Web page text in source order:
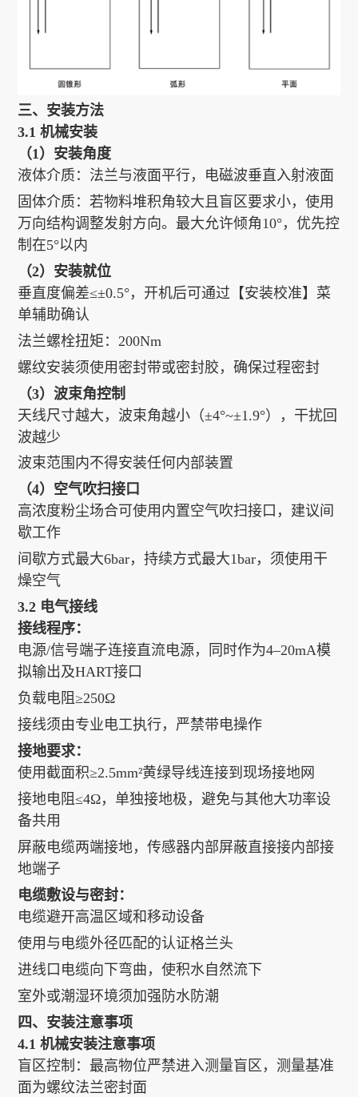
三、安装方法
3.1 机械安装
（1）安装角度
液体介质：法兰与液面平行，电磁波垂直入射液面
固体介质：若物料堆积角较大且盲区要求小，使用
万向结构调整发射方向。最大允许倾角10°，优先控
制在5°以内
（2）安装就位
垂直度偏差≤±0.5°，开机后可通过【安装校准】菜
单辅助确认
法兰螺栓扭矩：200Nm
螺纹安装须使用密封带或密封胶，确保过程密封
（3）波束角控制
天线尺寸越大，波束角越小（±4°~±1.9°），干扰回
波越少
波束范围内不得安装任何内部装置
（4）空气吹扫接口
高浓度粉尘场合可使用内置空气吹扫接口，建议间
歇工作
间歇方式最大6bar，持续方式最大1bar，须使用干
燥空气
3.2 电气接线
接线程序：
电源/信号端子连接直流电源，同时作为4–20mA模
拟输出及HART接口
负载电阻≥250Ω
接线须由专业电工执行，严禁带电操作
接地要求：
使用截面积≥2.5mm²黄绿导线连接到现场接地网
接地电阻≤4Ω，单独接地极，避免与其他大功率设
备共用
屏蔽电缆两端接地，传感器内部屏蔽直接接内部接
地端子
电缆敷设与密封：
电缆避开高温区域和移动设备
使用与电缆外径匹配的认证格兰头
进线口电缆向下弯曲，使积水自然流下
室外或潮湿环境须加强防水防潮
四、安装注意事项
4.1 机械安装注意事项
盲区控制：最高物位严禁进入测量盲区，测量基准
面为螺纹法兰密封面